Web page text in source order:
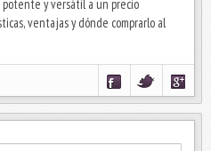
potente y versátil a un precio
ventajas y dónde comprarlo al